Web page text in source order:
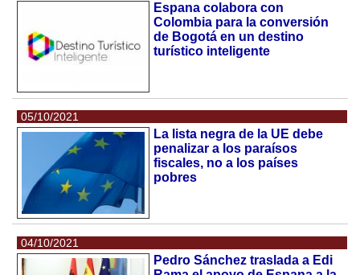
Espana colabora con
Colombia para la conversión
de Bogotá en un destino
turístico inteligente
05/10/2021
La lista negra de la UE debe
penalizar a los paraísos
fiscales, no a los países
pobres
04/10/2021
Pedro Sánchez traslada a Edi